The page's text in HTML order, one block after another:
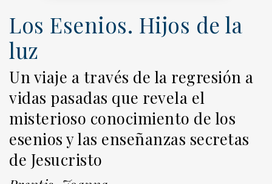
Los Esenios. Hijos de la
luz
Un viaje a través de la regresión a
vidas pasadas que revela el
misterioso conocimiento de los
esenios y las enseñanzas secretas
de Jesucristo